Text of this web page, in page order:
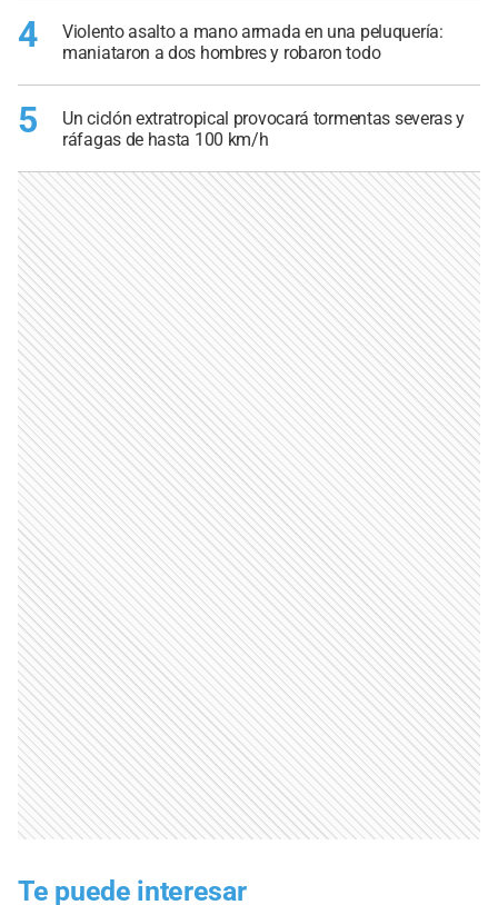
4
Violento asalto a mano armada en una peluquería:
maniataron a dos hombres y robaron todo
5
Un ciclón extratropical provocará tormentas severas y
ráfagas de hasta 100 km/h
Te puede interesar